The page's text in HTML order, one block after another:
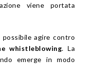
viene portata
agire contro
whistleblowing. La
emerge in modo